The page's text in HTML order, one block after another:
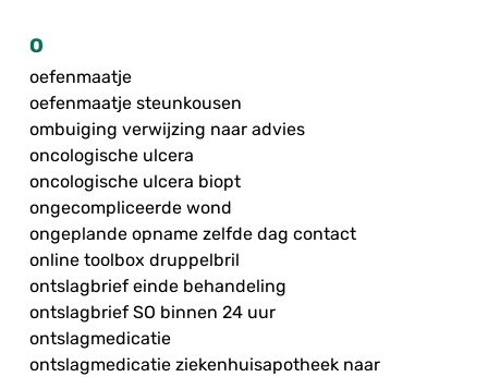
O
oefenmaatje
oefenmaatje steunkousen
ombuiging verwijzing naar advies
oncologische ulcera
oncologische ulcera biopt
ongecompliceerde wond
ongeplande opname zelfde dag contact
online toolbox druppelbril
ontslagbrief einde behandeling
ontslagbrief SO binnen 24 uur
ontslagmedicatie
ontslagmedicatie ziekenhuisapotheek naar